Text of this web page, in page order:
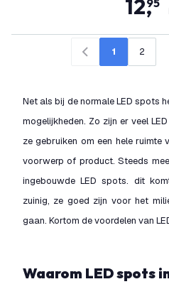
12,
95
Vorige1 2
Net als bij de normale LED spots
mogelijkheden. Zo zijn er veel
ze gebruiken om een hele
voorwerp of product. Steeds
ingebouwde LED spots. dit
zuinig, ze goed zijn voor het
gaan. Kortom de voordelen van
Waarom LED spots